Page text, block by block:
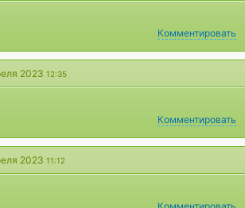
Комментировать
2023 12:35
Комментировать
2023 11:12